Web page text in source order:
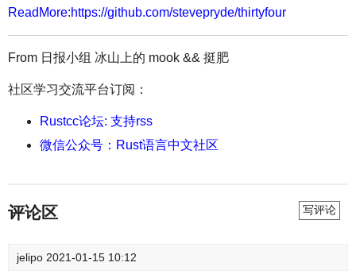
ReadMore:https://github.com/stevepryde/thirtyfour
From 日报小组 冰山上的 mook && 挺肥
社区学习交流平台订阅：
Rustcc论坛: 支持rss
微信公众号：Rust语言中文社区
评论区 写评论
jelipo 2021-01-15 10:12